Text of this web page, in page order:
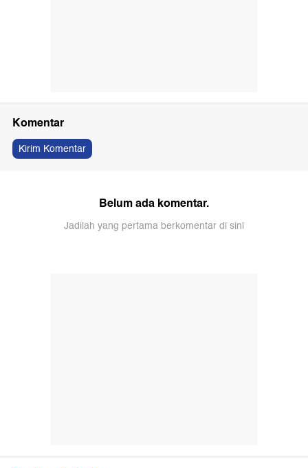
Komentar
Kirim Komentar
Belum ada komentar.
Jadilah yang pertama berkomentar di sini